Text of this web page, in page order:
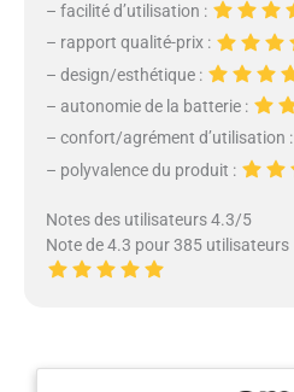
– facilité d’utilisation :
– rapport qualité-prix :
– design/esthétique :
– autonomie de la batterie :
– confort/agrément d’utilisation :
– polyvalence du produit :
Notes des utilisateurs 4.3/5
Note de 4.3 pour 385 utilisateurs